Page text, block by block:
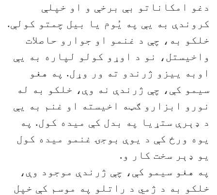
دغو امکاناتو بې‌ برخې و او خپلې
کروندې به یې په یُوم یا بیل چمتو کولې.
خلکو به، چې د غنمو او جوارو حاصلات
واخیستل، نو د اوړو کولو لپاره به یې
اوبه‌ ییزو ژرندو ته ور وړل. په هغو
سیمو کې، چې ژرندې نه وې، خلکو به له
نورو ابزارو ګټه اخیسته او غنم به یې
د ډېرې ستړیا په بدل کې میده کول. په
یوه ورځ کې د یوې بوجۍ غنمو میده کول
یو ډېر سخت کار و.
په هغو سیمو کې، چې ژرندې موجود وې،
خلکو به د ژمي د راتلو په موسم کې خپل